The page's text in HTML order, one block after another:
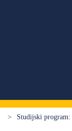
Studijski